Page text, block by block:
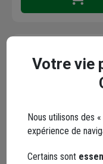
Votre vie
Nous utilisons des
expérience de
Certains sont